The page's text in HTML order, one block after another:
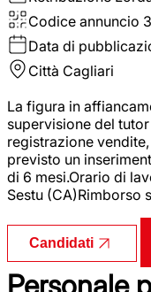
Codice annuncio
Data di
Città Cagliari
La figura in
supervisione del
registrazione
previsto un
di 6 mesi.Orario di
Sestu (CA)Rimborso
Candidati
Personale